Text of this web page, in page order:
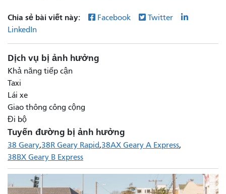
Chia sẻ bài viết này: Facebook
Twitter
LinkedIn
Dịch vụ bị ảnh hưởng
Khả năng tiếp cận
Taxi
Lái xe
Giao thông công cộng
Đi bộ
Tuyến đường bị ảnh hưởng
38 Geary 38R Geary Rapid 38AX Geary A Express
38BX Geary B Express